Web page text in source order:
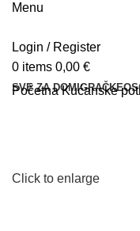
Menu
Login / Register
0 items 0,00 €
SVE ZA DOMIGRAČKE
PočetnaKućanske
Click to enlarge